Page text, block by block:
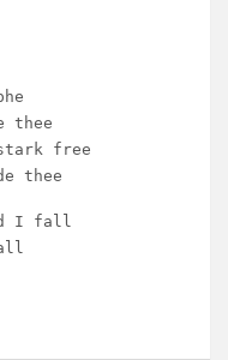
thee
free
thee
I fall